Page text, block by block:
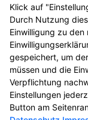
Klick auf
Durch Nutzung
Einwilligung zu
gespeichert, um
müssen und die
Verpflichtung
Einstellungen
Button am